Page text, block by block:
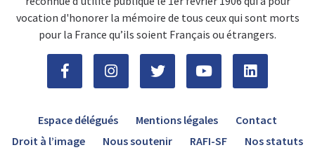
vocation d'honorer la mémoire de tous ceux qui sont morts
pour la France qu’ils soient Français ou étrangers.
Espace délégués Mentions légales
Contact
Droit à l’image
Nous soutenir RAFI-SF Nos statuts